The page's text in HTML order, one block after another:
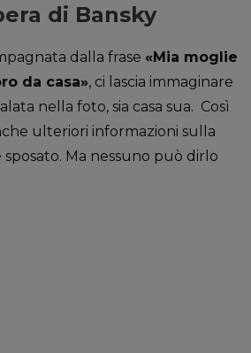
di Bansky
dalla frase «Mia moglie
da casa», ci lascia immaginare
nella foto, sia casa sua. Così
ulteriori informazioni sulla
sposato. Ma nessuno può dirlo